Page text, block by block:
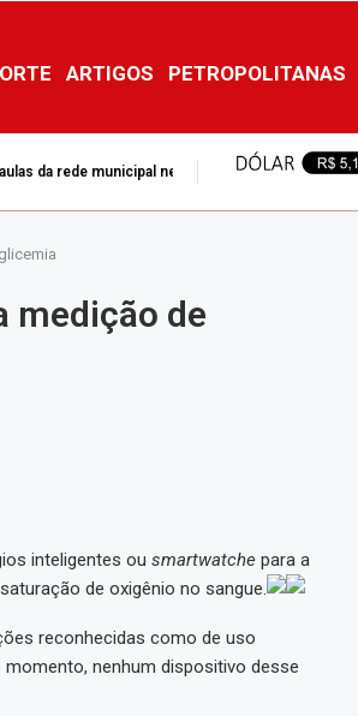
ARTIGOS PETROPOLITANAS
da rede municipal nesta...
medição de
inteligentes ou smartwatche para a
de oxigênio no sangue.
reconhecidas como de uso
nenhum dispositivo desse